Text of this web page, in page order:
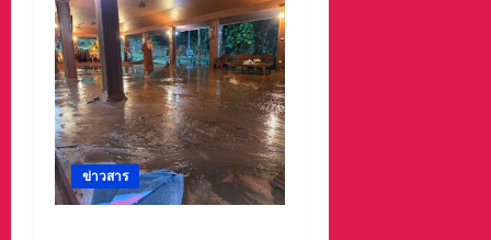
ข่าวสาร